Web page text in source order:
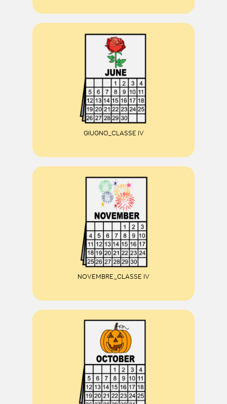
GIUGNO_CLASSE IV
NOVEMBRE_CLASSE IV